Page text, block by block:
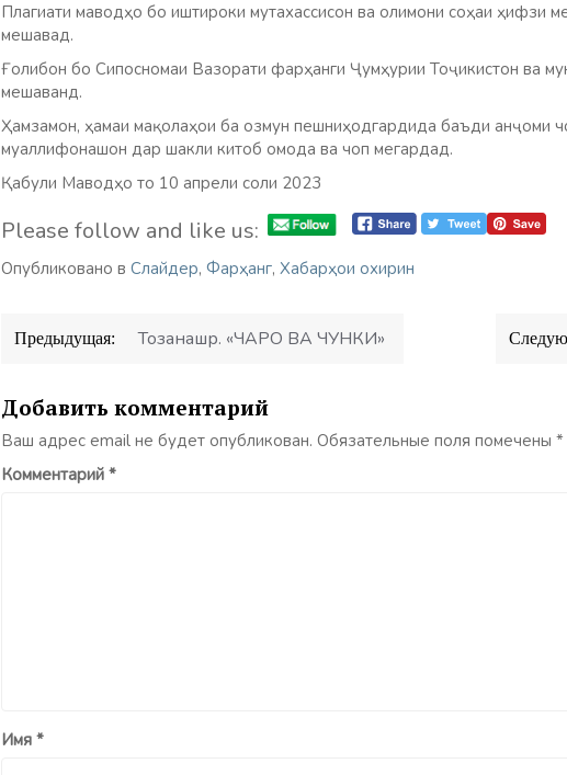
Плагиати маводҳо бо иштироки мутахассисон ва олимони соҳаи ҳифзи
мешавад.
Ғолибон бо Сипосномаи Вазорати фарҳанги Ҷумҳурии Тоҷикистон ва
мешаванд.
Ҳамзамон, ҳамаи мақолаҳои ба озмун пешниҳодгардида баъди анҷоми
муаллифонашон дар шакли китоб омода ва чоп мегардад.
Қабули Маводҳо то 10 апрели соли 2023
Please follow and like us:
Опубликовано в Слайдер, Фарҳанг, Хабарҳои охирин
Навигация
по
Предыдущая: Тозанашр. «ЧАРО ВА ЧУНКИ»
Добавить комментарий
Ваш адрес email не будет опубликован. Обязательные поля помечены *
Комментарий *
Имя *